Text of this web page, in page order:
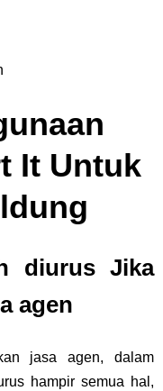
It Untuk
diurus Jika
agen
jasa agen, dalam
hampir semua hal,